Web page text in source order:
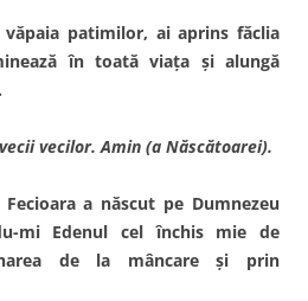
patimilor, ai aprins făclia
în toată viaţa şi alungă
vecilor. Amin (a Născătoarei).
a născut pe Dumnezeu
mi Edenul cel închis mie de
de la mân­care şi prin